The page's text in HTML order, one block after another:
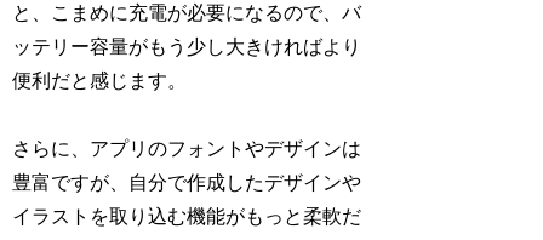
と、こまめに充電が必要になるので、バ
ッテリー容量がもう少し大きければより
便利だと感じます。
さらに、アプリのフォントやデザインは
豊富ですが、自分で作成したデザインや
イラストを取り込む機能がもっと柔軟だ